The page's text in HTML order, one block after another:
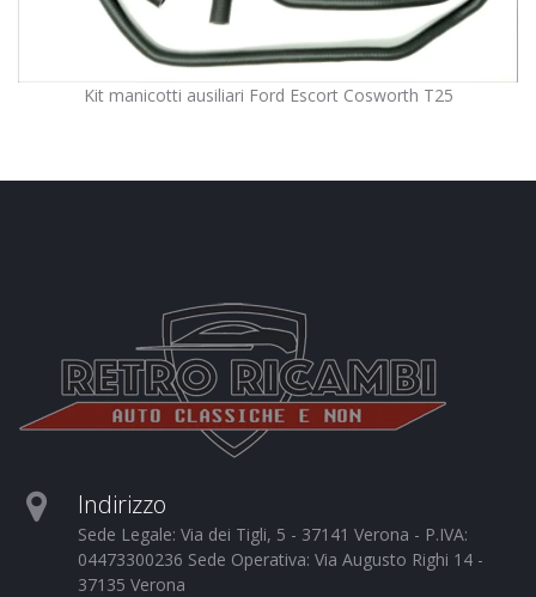
Kit manicotti ausiliari Ford Escort Cosworth T25
Indirizzo
Sede Legale: Via dei Tigli, 5 - 37141 Verona - P.IVA:
04473300236 Sede Operativa: Via Augusto Righi 14 -
37135 Verona